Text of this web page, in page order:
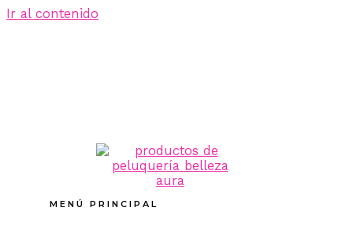
Ir al contenido
MENÚ PRINCIPAL